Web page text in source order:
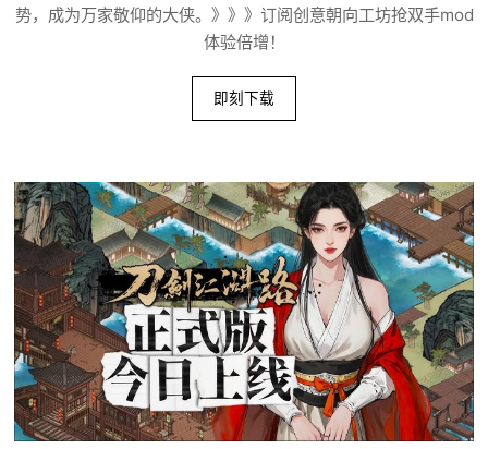
势，成为万家敬仰的大侠。》》》订阅创意朝向工坊抢双手mod
体验倍增！
即刻下载